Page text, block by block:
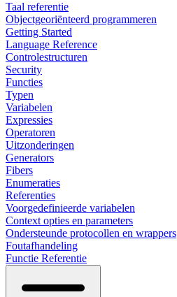
Taal referentie
Objectgeoriënteerd programmeren
Getting Started
Language Reference
Controlestructuren
Security
Functies
Typen
Variabelen
Expressies
Operatoren
Uitzonderingen
Generators
Fibers
Enumeraties
Referenties
Voorgedefinieerde variabelen
Context opties en parameters
Ondersteunde protocollen en wrappers
Foutafhandeling
Functie Referentie